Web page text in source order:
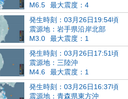
M6.5
最大震度：4
発生時刻：03月26日19:54頃
震源地：岩手県沿岸北部
M3.0
最大震度：1
発生時刻：03月26日17:51頃
震源地：三陸沖
M4.6
最大震度：1
発生時刻：03月26日16:37頃
震源地：青森県東方沖